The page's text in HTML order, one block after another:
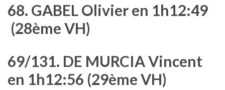
68. GABEL Olivier en 1h12:49
(28ème VH)
69/131. DE MURCIA Vincent
en 1h12:56 (29ème VH)